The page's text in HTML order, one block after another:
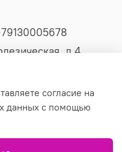
д 4
без письменного
согласие на
данных с помощью